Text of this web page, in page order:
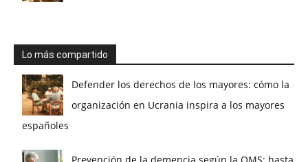
Lo más compartido
Defender los derechos de los mayores: cómo la
organización en Ucrania inspira a los mayores
españoles